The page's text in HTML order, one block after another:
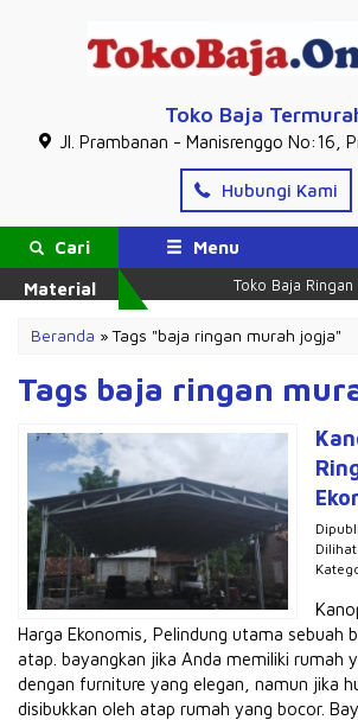
Toko Baja
Jl. Prambanan - Manisrenggo No:16,
Hubungi Kami
Cari
Material
Menu
Toko Baja Ringan
Beranda »Tags "baja ringan murah jogja"
Tags baja ringan
Harga Ekonomis, Pelindung utama sebuah
atap. bayangkan jika Anda memiliki rumah
dengan furniture yang elegan, namun jika
disibukkan oleh atap rumah yang bocor.